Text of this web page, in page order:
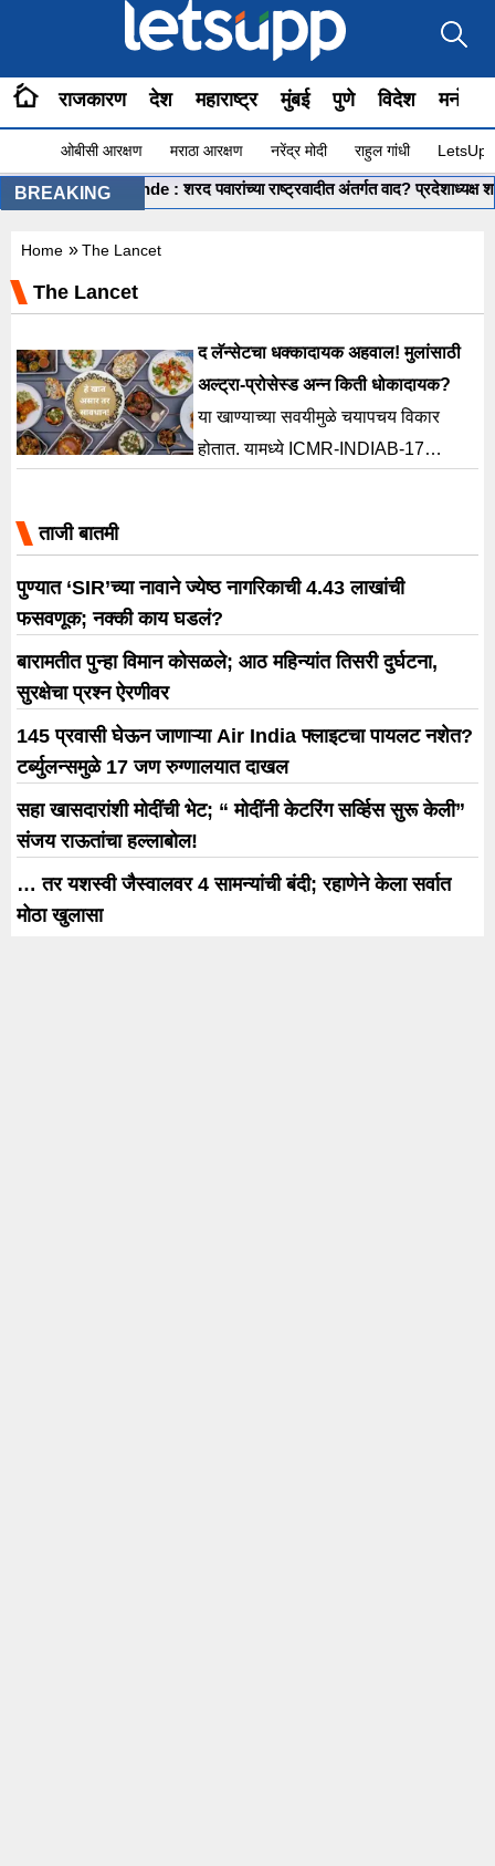
राजकारण देश महाराष्ट्र मुंबई पुणे विदेश
ओबीसी आरक्षण मराठा आरक्षण नरेंद्र मोदी राहुल गांधी
BREAKINGShinde : शरद पवारांच्या राष्ट्रवादीत अंतर्गत वाद? प्रदेशाध्यक्ष
Home »The Lancet
The Lancet
द लॅन्सेटचा धक्कादायक अहवाल! मुलांसाठी
अल्ट्रा-प्रोसेस्ड अन्न किती धोकादायक?
या खाण्याच्या सवयीमुळे चयापचय विकार
होतात. यामध्ये ICMR-INDIAB-17
ताजी बातमी
पुण्यात ‘SIR’च्या नावाने ज्येष्ठ नागरिकाची 4.43 लाखांची
फसवणूक; नक्की काय घडलं?
बारामतीत पुन्हा विमान कोसळले; आठ महिन्यांत तिसरी दुर्घटना,
सुरक्षेचा प्रश्न ऐरणीवर
145 प्रवासी घेऊन जाणाऱ्या Air India फ्लाइटचा पायलट नशेत?
टर्ब्युलन्समुळे 17 जण रुग्णालयात दाखल
सहा खासदारांशी मोदींची भेट; “ मोदींनी केटरिंग सर्व्हिस सुरू केली”
संजय राऊतांचा हल्लाबोल!
… तर यशस्वी जैस्वालवर 4 सामन्यांची बंदी; रहाणेने केला सर्वात
मोठा खुलासा